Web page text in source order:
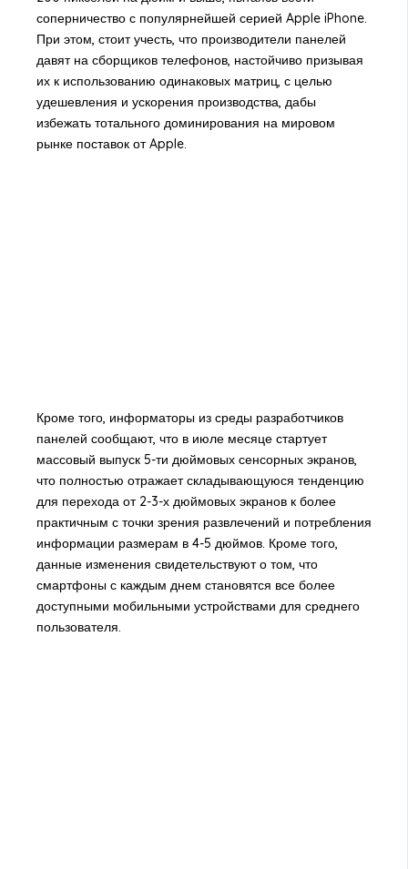
соперничество с популярнейшей серией Apple iPhone.
При этом, стоит учесть, что производители панелей
давят на сборщиков телефонов, настойчиво призывая
их к использованию одинаковых матриц, с целью
удешевления и ускорения производства, дабы
избежать тотального доминирования на мировом
рынке поставок от Apple.
Кроме того, информаторы из среды разработчиков
панелей сообщают, что в июле месяце стартует
массовый выпуск 5-ти дюймовых сенсорных экранов,
что полностью отражает складывающуюся тенденцию
для перехода от 2-3-х дюймовых экранов к более
практичным с точки зрения развлечений и потребления
информации размерам в 4-5 дюймов. Кроме того,
данные изменения свидетельствуют о том, что
смартфоны с каждым днем становятся все более
доступными мобильными устройствами для среднего
пользователя.